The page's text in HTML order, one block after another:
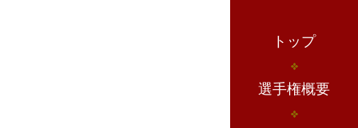
トップ
選手権概要